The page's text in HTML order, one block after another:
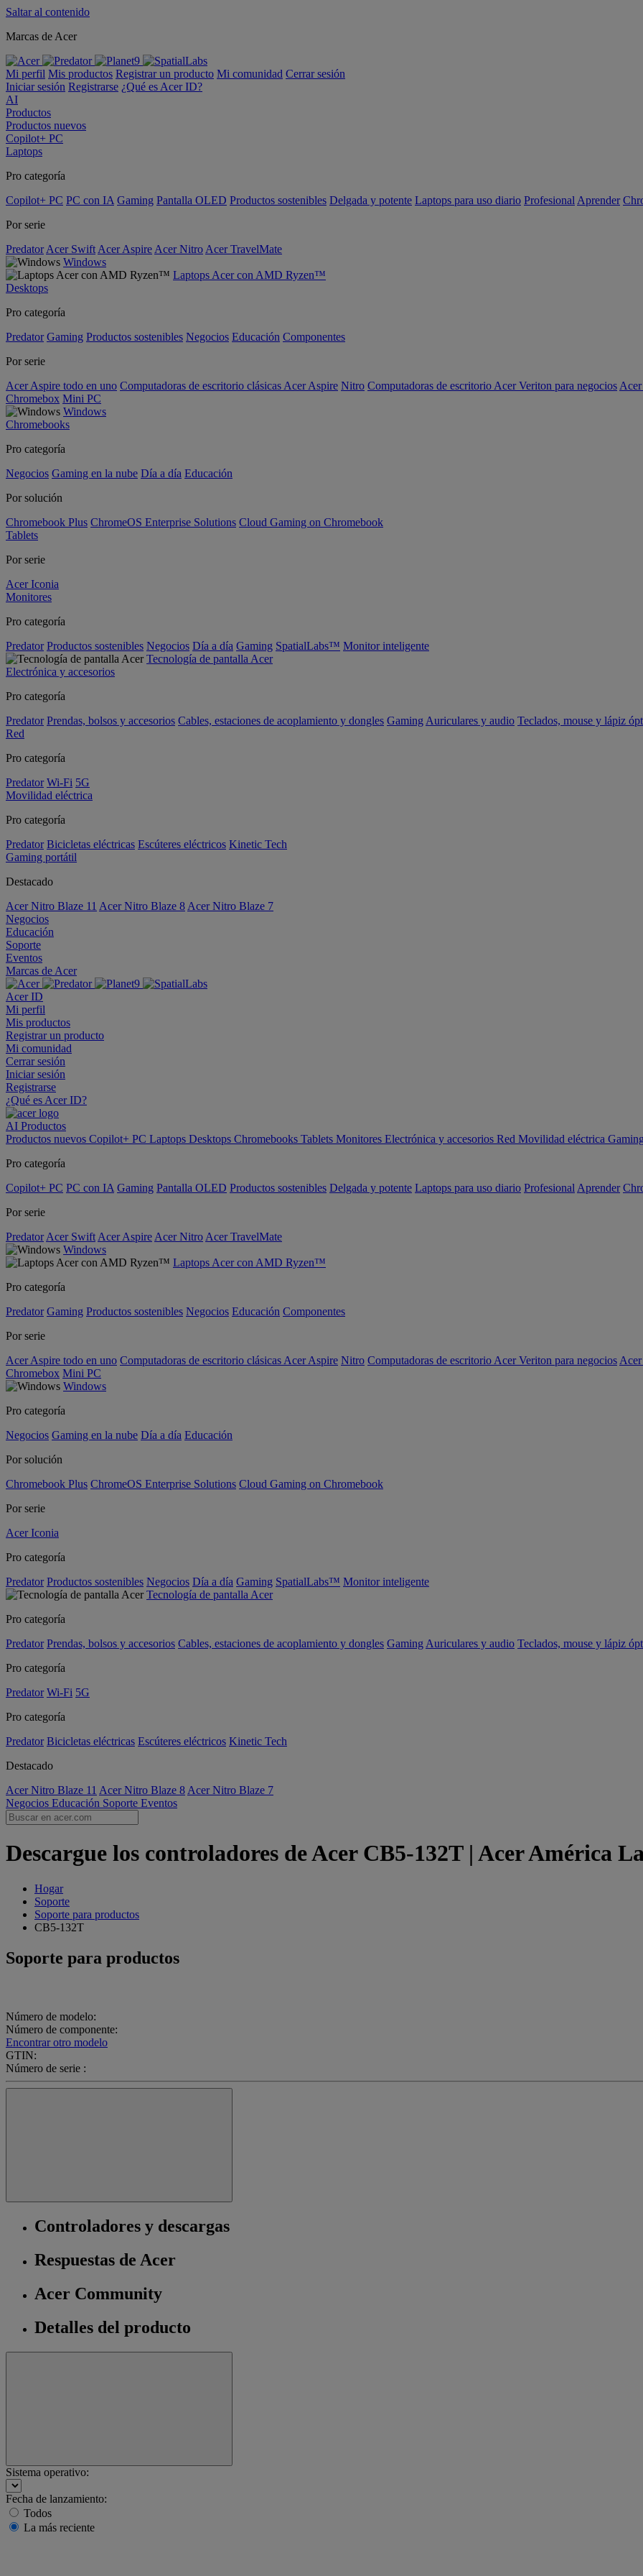
Saltar al contenido
Marcas de Acer
Mi perfil Mis productos Registrar un producto Mi comunidad Cerrar sesión
Iniciar sesión Registrarse ¿Qué es Acer ID?
AI
Productos
Productos nuevos
Copilot+ PC
Laptops
Pro categoría
Copilot+ PC PC con IA Gaming Pantalla OLED Productos sostenibles Delgada y potente Laptops para uso diario Profesional Aprender
Por serie
Predator Acer Swift Acer Aspire Acer Nitro Acer TravelMate
Windows
Laptops Acer con AMD Ryzen™
Desktops
Pro categoría
Predator Gaming Productos sostenibles Negocios Educación Componentes
Por serie
Acer Aspire todo en uno Computadoras de escritorio clásicas Acer Aspire Nitro Computadoras de escritorio Acer Veriton para negocios
Chromebox Mini PC
Windows
Chromebooks
Pro categoría
Negocios Gaming en la nube Día a día Educación
Por solución
Chromebook Plus ChromeOS Enterprise Solutions Cloud Gaming on Chromebook
Tablets
Por serie
Acer Iconia
Monitores
Pro categoría
Predator Productos sostenibles Negocios Día a día Gaming SpatialLabs™ Monitor inteligente
Tecnología de pantalla Acer
Electrónica y accesorios
Pro categoría
Predator Prendas, bolsos y accesorios Cables, estaciones de acoplamiento y dongles Gaming Auriculares y audio Teclados, mouse y lápiz
Red
Pro categoría
Predator Wi-Fi 5G
Movilidad eléctrica
Pro categoría
Predator Bicicletas eléctricas Escúteres eléctricos Kinetic Tech
Gaming portátil
Destacado
Acer Nitro Blaze 11 Acer Nitro Blaze 8 Acer Nitro Blaze 7
Negocios
Educación
Soporte
Eventos
Marcas de Acer
Acer ID
Mi perfil
Mis productos
Registrar un producto
Mi comunidad
Cerrar sesión
Iniciar sesión
Registrarse
¿Qué es Acer ID?
AI Productos
Productos nuevos Copilot+ PC Laptops Desktops Chromebooks Tablets Monitores Electrónica y accesorios Red Movilidad eléctrica
Pro categoría
Copilot+ PC PC con IA Gaming Pantalla OLED Productos sostenibles Delgada y potente Laptops para uso diario Profesional Aprender
Por serie
Predator Acer Swift Acer Aspire Acer Nitro Acer TravelMate
Windows
Laptops Acer con AMD Ryzen™
Pro categoría
Predator Gaming Productos sostenibles Negocios Educación Componentes
Por serie
Acer Aspire todo en uno Computadoras de escritorio clásicas Acer Aspire Nitro Computadoras de escritorio Acer Veriton para negocios
Chromebox Mini PC
Windows
Pro categoría
Negocios Gaming en la nube Día a día Educación
Por solución
Chromebook Plus ChromeOS Enterprise Solutions Cloud Gaming on Chromebook
Por serie
Acer Iconia
Pro categoría
Predator Productos sostenibles Negocios Día a día Gaming SpatialLabs™ Monitor inteligente
Tecnología de pantalla Acer
Pro categoría
Predator Prendas, bolsos y accesorios Cables, estaciones de acoplamiento y dongles Gaming Auriculares y audio Teclados, mouse y lápiz
Pro categoría
Predator Wi-Fi 5G
Pro categoría
Predator Bicicletas eléctricas Escúteres eléctricos Kinetic Tech
Destacado
Acer Nitro Blaze 11 Acer Nitro Blaze 8 Acer Nitro Blaze 7
Negocios Educación Soporte Eventos
Descargue los controladores de Acer CB5-132T | Acer América
Hogar
Soporte
Soporte para productos
CB5-132T
Soporte para productos
Número de modelo:
Número de componente:
Encontrar otro modelo
GTIN:
Número de serie :
Controladores y descargas
Respuestas de Acer
Acer Community
Detalles del producto
Sistema operativo:
Fecha de lanzamiento:
Todos
La más reciente